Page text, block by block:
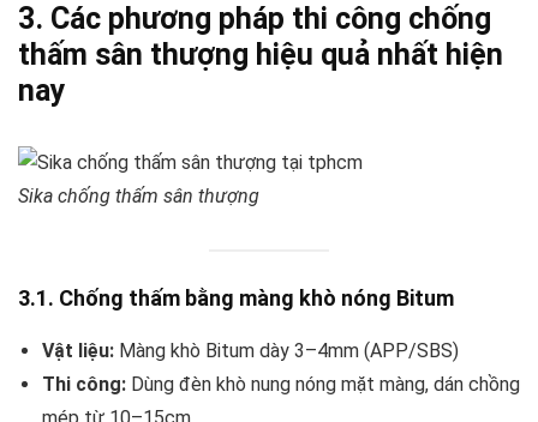
3. Các phương pháp thi công chống
thấm sân thượng hiệu quả nhất hiện
nay
Sika chống thấm sân thượng
3.1. Chống thấm bằng màng khò nóng Bitum
Vật liệu: Màng khò Bitum dày 3–4mm (APP/SBS)
Thi công: Dùng đèn khò nung nóng mặt màng, dán chồng
mép từ 10–15cm